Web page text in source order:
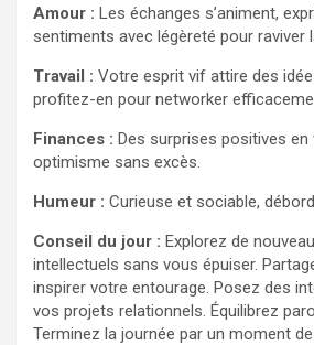
Amour : Les échanges s’animent,
sentiments avec légèreté pour raviver
Travail : Votre esprit vif attire des
profitez-en pour networker
Finances : Des surprises positives en
optimisme sans excès.
Humeur : Curieuse et sociable,
Conseil du jour : Explorez de
intellectuels sans vous épuiser.
inspirer votre entourage. Posez des
vos projets relationnels. Équilibrez
Terminez la journée par un moment